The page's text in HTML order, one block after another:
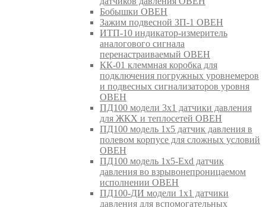
Бобышки ОВЕН
Зажим подвесной ЗП-1 ОВЕН
ИТП-10 индикатор-измеритель
аналогового сигнала
перенастраиваемый ОВЕН
КК-01 клеммная коробка для
подключения погружных уровнемеров
и подвесных сигнализаторов уровня
ОВЕН
ПД100 модели 3х1 датчики давления
для ЖКХ и теплосетей ОВЕН
ПД100 модель 1х5 датчик давления в
полевом корпусе для сложных условий
ОВЕН
ПД100 модель 1х5-Exd датчик
давления во взрывонепроницаемом
исполнении ОВЕН
ПД100-ДИ модели 1х1 датчики
давления для вспомогательных